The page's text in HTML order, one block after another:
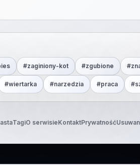
#zaginiony-kot #zgubione #
#wiertarka #narzedzia #praca #
TagiO serwisieKontaktPrywatność